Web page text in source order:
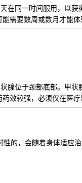
在同一时间服用，以
需要数周或数月才能
腺位于颈部底部。甲
效较强，必须仅在医
性的，会随着身体适应